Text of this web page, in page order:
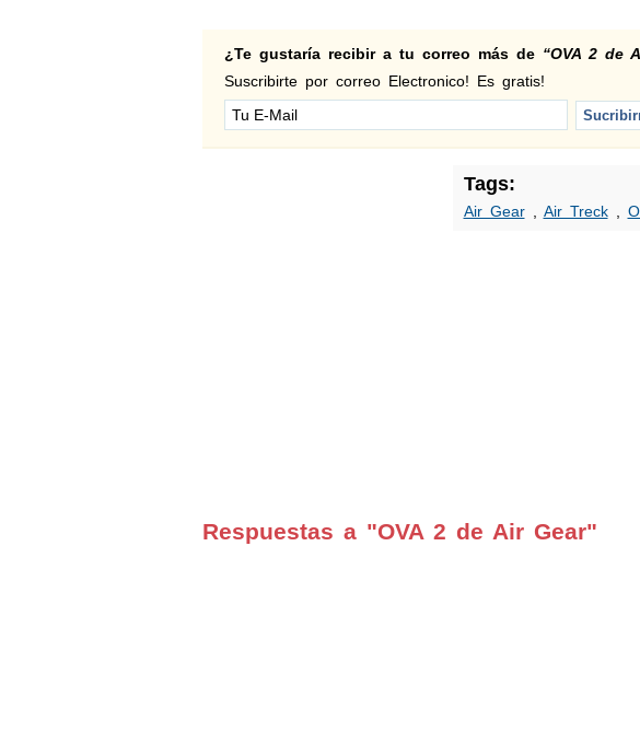
¿Te gustaría recibir a tu correo más de “OVA 2 de
Suscribirte por correo Electronico! Es gratis!
Tags:
Air Gear, Air Treck,
Respuestas a "OVA 2 de Air Gear"